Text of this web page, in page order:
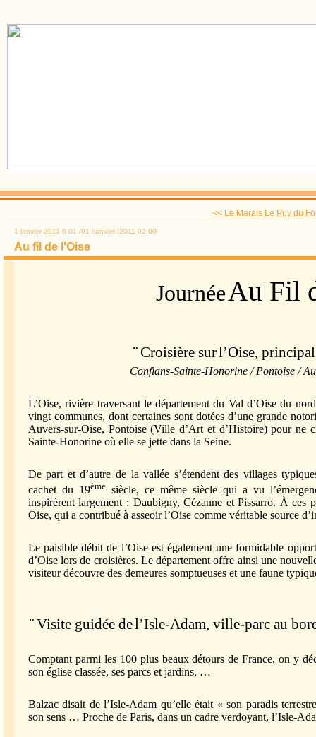
<< Le Marais Le Puy du
1 janvier 2011 6 01 /01 /janvier /2011 02:00
Au fil de l'Oise
JournéeAu Fil
¨Croisière surl’Oise,
Conflans-Sainte-Honorine / Pontoise /
L’Oise, rivière traversant le département du Val d’Oise du
vingt communes, dont certaines sont dotées d’une grande
Auvers-sur-Oise, Pontoise (Ville d’Art et d’Histoire) pour ne
Sainte-Honorine où elle se jette dans la Seine.
De part et d’autre de la vallée s’étendent des villages
cachet du 19èmesiècle, ce même siècle qui a vu
inspirèrent largement : Daubigny, Cézanne et Pissarro. À ces
Oise, qui a contribué à asseoir l’Oise comme véritable source
Le paisible débit de l’Oise est également une formidable
d’Oise lors de croisières. Le département offre ainsi une
visiteur découvre des demeures somptueuses et une faune
¨Visite guidée del’Isle-Adam, ville-parc au
Comptant parmi les 100 plus beaux détours de France, on y
son église classée, ses parcs et jardins, …
Balzac disait de l’Isle-Adam qu’elle était « son paradis
son sens … Proche de Paris, dans un cadre verdoyant, l’Isle-